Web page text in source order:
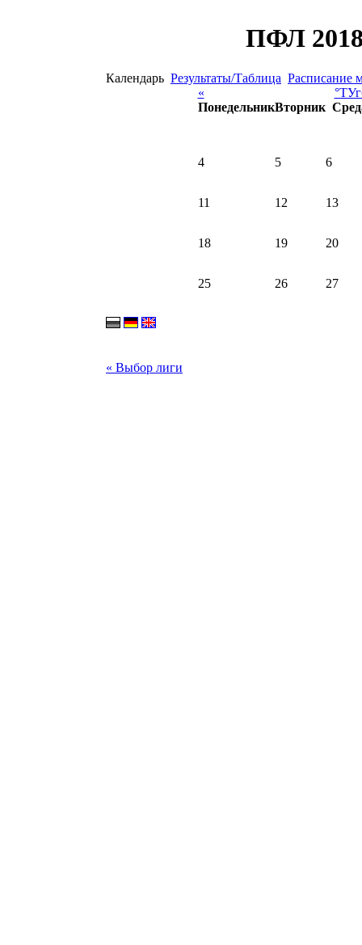
ПФЛ
Календарь Результаты/Таблица Расписание
«
ПонедельникВторник
4 5 6
11 12 13
18 19 20
25 26 27
« Выбор лиги